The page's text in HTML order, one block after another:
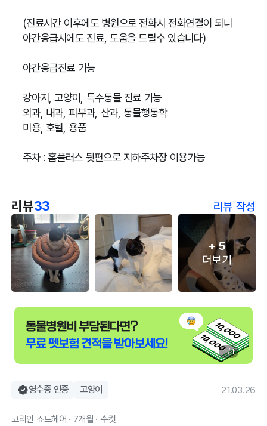
(진료시간 이후에도 병원으로 전화시 전화연결이 되니
야간응급시에도 진료, 도움을 드릴수 있습니다)
야간응급진료 가능
강아지, 고양이, 특수동물 진료 가능
외과, 내과, 피부과, 산과, 동물행동학
미용, 호텔, 용품
주차 : 홈플러스 뒷편으로 지하주차장 이용가능
리뷰33 리뷰 작성
+5
더보기
1 / 1
영수증 인증 고양이 21.03.26
코리안 쇼트헤어 · 7개월 · 수컷